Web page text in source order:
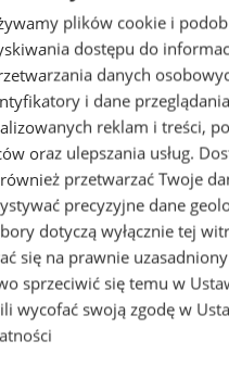
NGO? Teraz
plików cookie i
dostępu do
danych
i dane
reklam i treści,
oraz ulepszania usług.
przetwarzać Twoje
precyzyjne dane
dotyczą wyłącznie tej
się na prawnie
sprzeciwić się temu w
wycofać swoją zgodę w